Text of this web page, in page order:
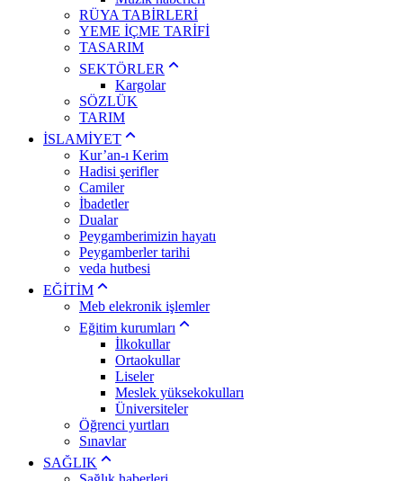
RÜYA TABİRLERİ
YEME İÇME TARİFİ
TASARIM
SEKTÖRLER
Kargolar
SÖZLÜK
TARIM
İSLAMİYET
Kur’an-ı Kerim
Hadisi şerifler
Camiler
İbadetler
Dualar
Peygamberimizin hayatı
Peygamberler tarihi
veda hutbesi
EĞİTİM
Meb elekronik işlemler
Eğitim kurumları
İlkokullar
Ortaokullar
Liseler
Meslek yüksekokulları
Üniversiteler
Öğrenci yurtları
Sınavlar
SAĞLIK